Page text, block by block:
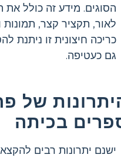
הסוגים. מידע זה כולל
לאור, תקציר קצר,
כריכה חיצונית זו ניתנת
גם כעטיפה.
של
בכיתה
ישנם יתרונות רבים